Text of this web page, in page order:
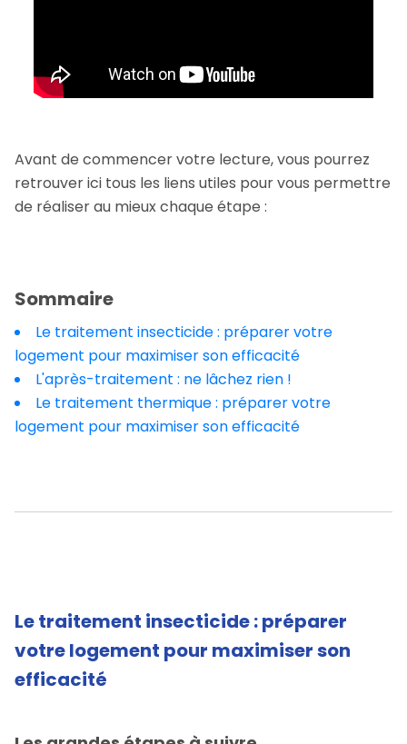
Avant de commencer votre lecture, vous pourrez
retrouver ici tous les liens utiles pour vous permettre
de réaliser au mieux chaque étape :
Sommaire
Le traitement insecticide : préparer votre
logement pour maximiser son efficacité
L'après-traitement : ne lâchez rien !
Le traitement thermique : préparer votre
logement pour maximiser son efficacité
Le traitement insecticide : préparer
votre logement pour maximiser son
efficacité